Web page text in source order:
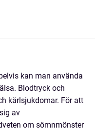
kan man använda
Blodtryck och
kärlsjukdomar. För att
av
om sömnmönster